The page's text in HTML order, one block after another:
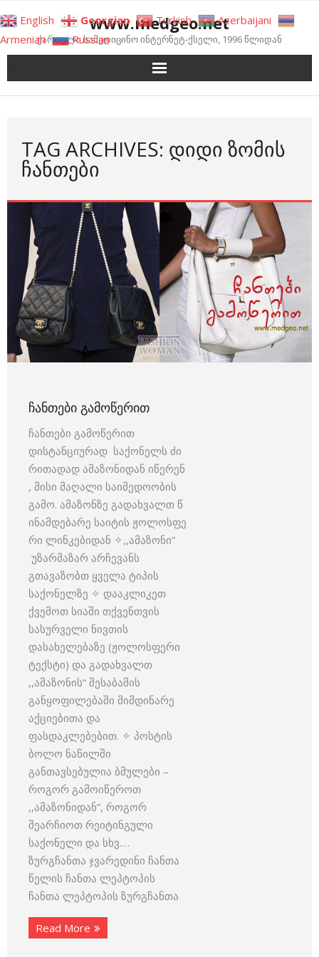
to
content
www.medgeo.net
ქართული სამედიცინო ინტერნეტ-ქსელი, 1996 წლიდან
TAG ARCHIVES: ᲓᲘᲓᲘ ᲖᲝᲛᲘᲡ
ᲩᲐᲜᲗᲔᲑᲘ
ᲩᲐᲜᲗᲔᲑᲘ ᲒᲐᲛᲝᲬᲔᲠᲘᲗ
ჩანთები გამოწერით
დისტანციურად საქონელს ძი
რითადად ამაზონიდან იწერენ
, მისი მაღალი საიმედოობის
გამო. ამაზონზე გადახვალთ წ
ინამდებარე საიტის ჟოლოსფე
რი ლინკებიდან ✧,,ამაზონი”
უზარმაზარ არჩევანს
გთავაზობთ ყველა ტიპის
საქონელზე ✧ დააკლიკეთ
ქვემოთ სიაში თქვენთვის
სასურველი ნივთის
დასახელებაზე (ჟოლოსფერი
ტექსტი) და გადახვალთ
,,ამაზონის“ შესაბამის
განყოფილებაში მიმდინარე
აქციებითა და
ფასდაკლებებით. ✧ პოსტის
ბოლო ნაწილში
განთავსებულია ბმულები –
როგორ გამოიწეროთ
,,ამაზონიდან”, როგორ
შეარჩიოთ რეიტინგული
საქონელი და სხვ.…
ზურგჩანთა ჯვარედინი ჩანთა
წელის ჩანთა ლეპტოპის
ჩანთა ლეპტოპის ზურგჩანთა
Read More
English Georgian Turkish
Azerbaijani
Armenian
Russian